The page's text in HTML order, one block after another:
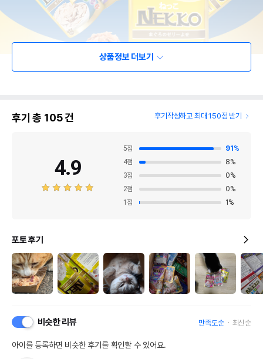
상품정보 더보기
후기 총 105건 후기작성하고 최대 150점 받기
4.9
5점 91 %
4점 8%
3점 0%
2점 0%
1 점 1 %
포토 후기
비슷한 리뷰 만족도순 최신순
아이를 등록하면 비슷한 후기를 확인할 수 있어요.